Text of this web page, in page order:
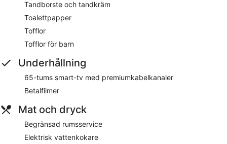
Tandborste och tandkräm
Toalettpapper
Tofflor
Tofflor för barn
Underhållning
65-tums smart-tv med premiumkabelkanaler
Betalfilmer
Mat och dryck
Begränsad rumsservice
Elektrisk vattenkokare